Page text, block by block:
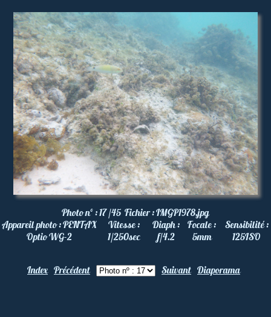
Photo nº :17 /45 Fichier :IMGP1978.jpg
Appareil photo :PENTAX
Optio WG-2
Vitesse :
1/250sec
Diaph :
f/4.2
Focale :
5mm
Sensibilité :
125ISO
Index Précédent Suivant Diaporama